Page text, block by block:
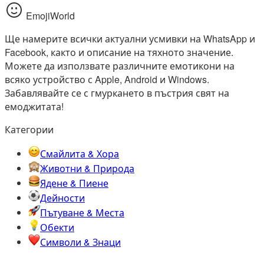
EmojiWorld
Ще намерите всички актуални усмивки на WhatsApp и
Facebook, както и описание на тяхното значение.
Можете да използвате различните емотикони на
всяко устройство с Apple, Android и Windows.
Забавлявайте се с гмуркането в пъстрия свят на
емоджитата!
Категории
Смайлита & Хора
Животни & Природа
Ядене & Пиене
Дейности
Пътуване & Места
Обекти
Символи & Знаци